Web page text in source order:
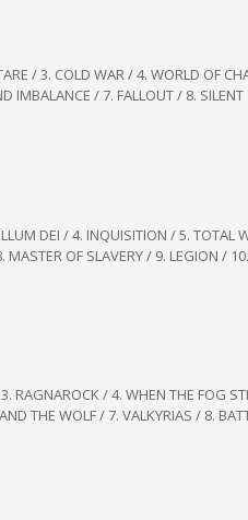
/ 3. COLD WAR / 4. WORLD OF
IMBALANCE / 7. FALLOUT / 8. SILENT
DEI / 4. INQUISITION / 5. TOTAL
OF SLAVERY / 9. LEGION / 10.
RAGNAROCK / 4. WHEN THE FOG
THE WOLF / 7. VALKYRIAS / 8.